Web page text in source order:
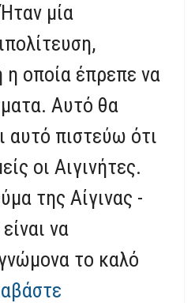
μία
η οποία έπρεπε να
Αυτό θα
αυτό πιστεύω ότι
οι Αιγινήτες.
της Αίγινας -
να
το καλό